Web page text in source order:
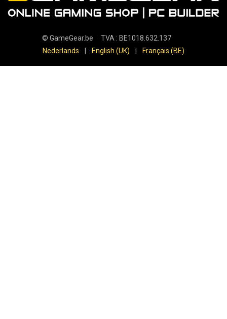
© GameGear.be TVA : BE1018.632.137
Nederlands
English (UK) Français (BE)